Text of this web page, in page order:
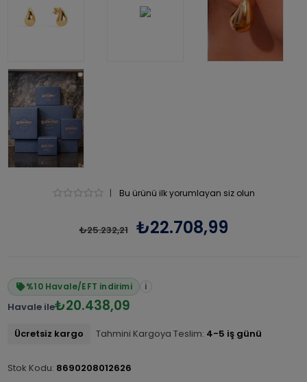
| Bu ürünü ilk yorumlayan siz olun
₺25.232,21 ₺22.708,99
%10 Havale/EFT indirimi i
Havale ile₺20.438,09
Ücretsiz kargo Tahmini Kargoya Teslim: 4-5 iş günü
Stok Kodu: 8690208012626